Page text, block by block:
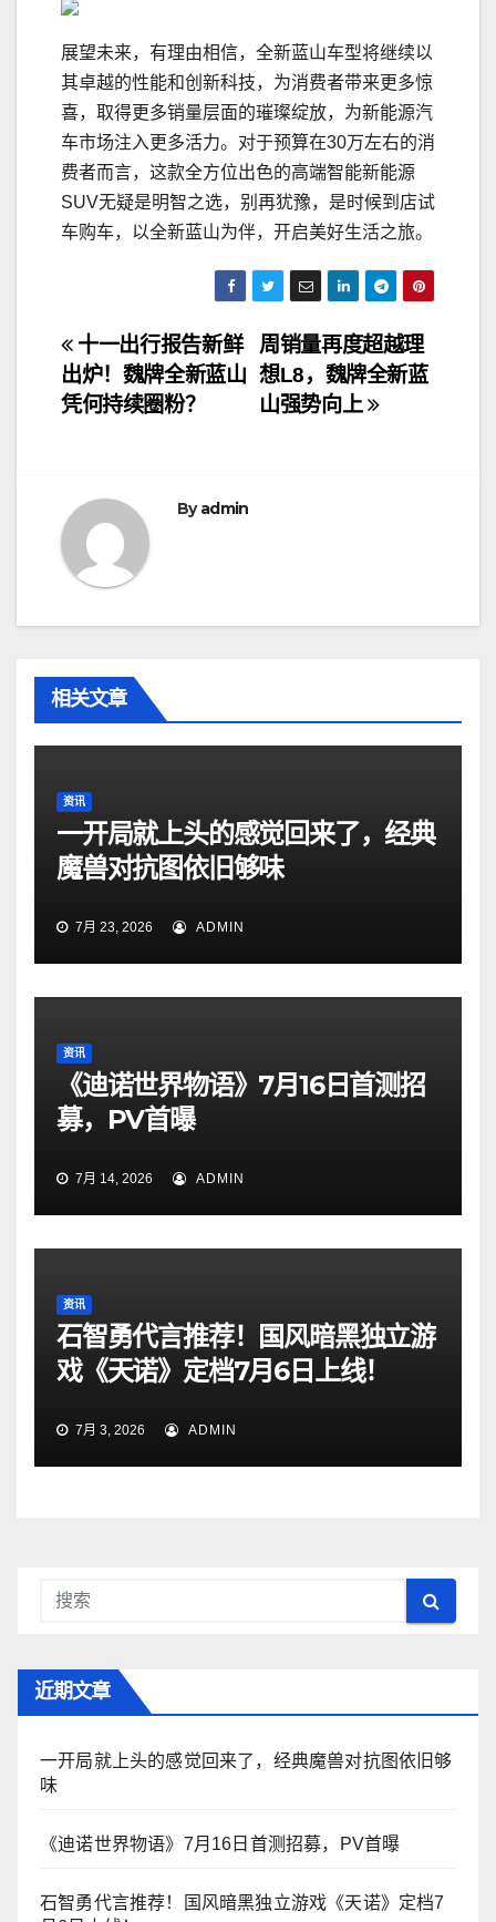
展望未来，有理由相信，全新蓝山车型将继续以
其卓越的性能和创新科技，为消费者带来更多惊
喜，取得更多销量层面的璀璨绽放，为新能源汽
车市场注入更多活力。对于预算在30万左右的消
费者而言，这款全方位出色的高端智能新能源
SUV无疑是明智之选，别再犹豫，是时候到店试
车购车，以全新蓝山为伴，开启美好生活之旅。
文
章
航
周销量再度超越理
想L8，魏牌全新蓝
山强势向上
十一出行报告新鲜
出炉！魏牌全新蓝山
凭何持续圈粉？
Byadmin
相关文章
资讯
一开局就上头的感觉回来了，经典
魔兽对抗图依旧够味
7月 23, 2026 ADMIN
资讯
《迪诺世界物语》7月16日首测招
募，PV首曝
7月 14, 2026 ADMIN
资讯
石智勇代言推荐！国风暗黑独立游
戏《天诺》定档7月6日上线！
7月 3, 2026 ADMIN
近期文章
一开局就上头的感觉回来了，经典魔兽对抗图依旧够
味
《迪诺世界物语》7月16日首测招募，PV首曝
石智勇代言推荐！国风暗黑独立游戏《天诺》定档7